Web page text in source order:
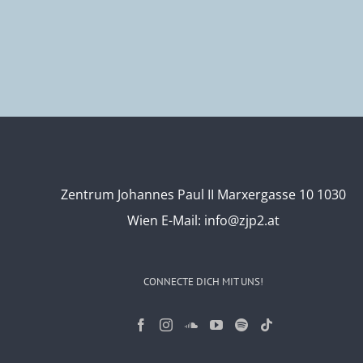
Zentrum Johannes Paul II Marxergasse 10 1030
Wien E-Mail: info@zjp2.at
CONNECTE DICH MIT UNS!